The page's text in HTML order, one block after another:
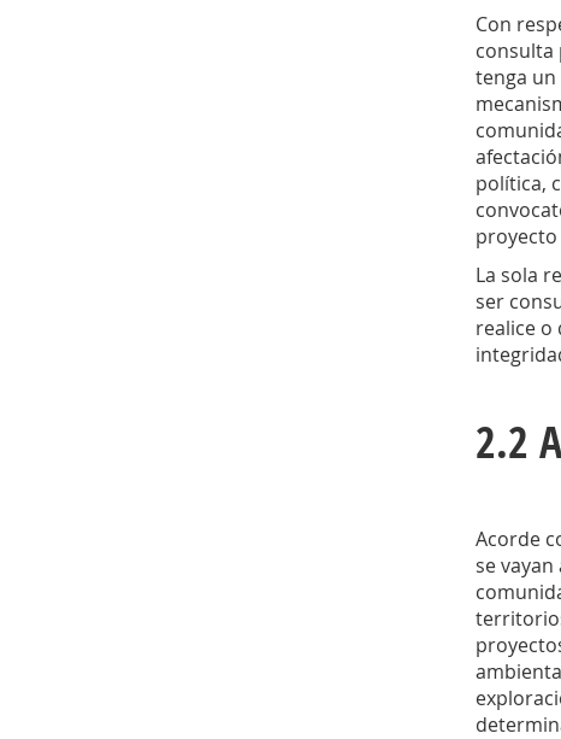
Con
consulta
tenga
política,
proyecto
La sola
ser
realice o
2.2
Acorde
se